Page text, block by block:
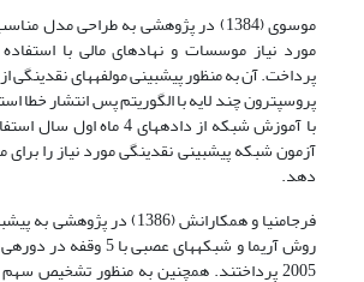
موسوی (1384) در پژوهشی به طراحی مدل
مورد نیاز موسسات و نهادهای مالی با
پرداخت. آن به منظور پیش­بینی مولفه­های
پروسپترون چند لایه با الگوریتم پس انتشار خطا
با آموزش شبکه از داده­های 4
آزمون شبکه پیش­بینی نقدینگی مورد نیاز را
دهد.
فرجام­نیا و همکارانش (1386) در
2005 پرداختند. همچنین به منظور تشخیص